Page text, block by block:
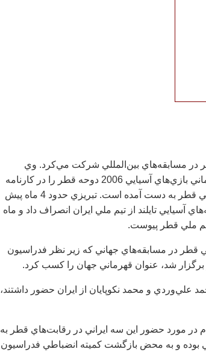
تيم ملي قطر در مسابقه‌هاي بين‌المللي شركت مي‌كرد. وي
چندين مقام قهرماني جهان، آسيا و قهرماني بازي‌هاي آسيايي 2006 دوحه قطر را در كارنامه
دارد كه تمام اين مدال‌ها در قالب تيم ملي قطر به دست آمده است. تبريزي حدود 4 ماه پيش
تايلند از تيم ملي ايران انصراف داد و ماه
ملي قطر پيوست.
قطر در مسابقه‌هاي جهاني كه زير نظر فدراسيون
علي‌وردي و محمد نكوپايان از ايران حضور داشتند،
مورد حضور اين سه ايراني در رقابت‌هاي قطر به
بوده و به محض بازگشت كميته انضباطي فدراسيون